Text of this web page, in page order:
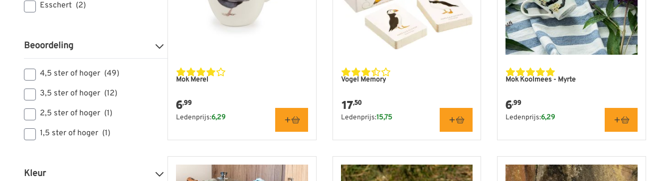
Esschert (2)
Beoordeling
4,5 ster of hoger (49)
3,5 ster of hoger (12)
2,5 ster of hoger (1)
1,5 ster of hoger (1)
Kleur
Mok Merel
6,99
Ledenprijs:6,29
Vogel Memory
17,50
Ledenprijs:15,75
Mok Koolmees - Myrte
6,99
Ledenprijs:6,29